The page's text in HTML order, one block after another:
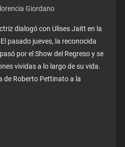
Giordano
dialogó con Ulises Jaitt en la
pasado jueves, la reconocida
por el Show del Regreso y se
vividas a lo largo de su vida.
de Roberto Pettinato a la